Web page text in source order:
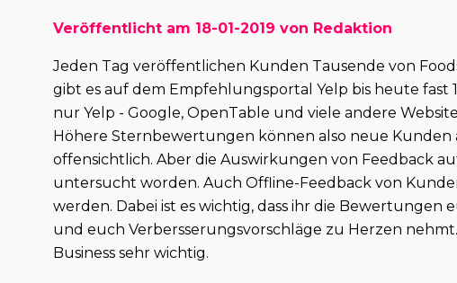
Veröffentlicht am 18-01-2019 von Redaktion
Jeden Tag veröffentlichen Kunden Tausende von
gibt es auf dem Empfehlungsportal Yelp bis heute fast
nur Yelp - Google, OpenTable und viele andere
Höhere Sternbewertungen können also neue Kunden
offensichtlich. Aber die Auswirkungen von Feedback
untersucht worden. Auch Offline-Feedback von
werden. Dabei ist es wichtig, dass ihr die
und euch Verbersserungsvorschläge zu Herzen
Business sehr wichtig.